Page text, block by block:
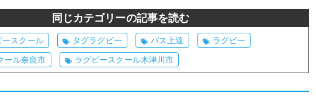
同じカテゴリーの記事を読む
スクール タグラグビー パス上達 ラグビー
ール奈良市 ラグビースクール木津川市